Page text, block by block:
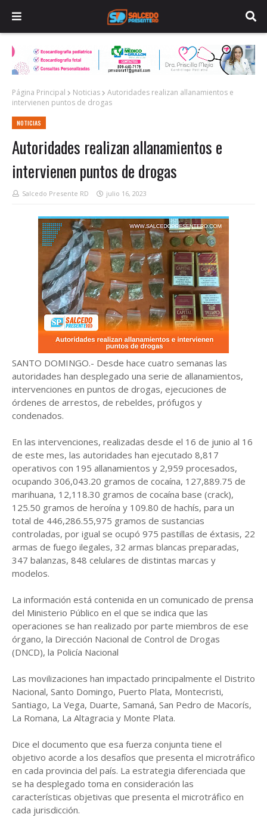
Página Principal Noticias
Autoridades realizan allanamientos e
intervienen puntos de drogas
NOTICIAS
Autoridades realizan allanamientos e
intervienen puntos de drogas
Salcedo Presente RD julio 16, 2023
SANTO DOMINGO.- Desde hace cuatro semanas las
autoridades han desplegado una serie de allanamientos,
intervenciones en puntos de drogas, ejecuciones de
órdenes de arrestos, de rebeldes, prófugos y
condenados.
En las intervenciones, realizadas desde el 16 de junio al 16
de este mes, las autoridades han ejecutado 8,817
operativos con 195 allanamientos y 2,959 procesados,
ocupando 306,043.20 gramos de cocaína, 127,889.75 de
marihuana, 12,118.30 gramos de cocaína base (crack),
125.50 gramos de heroína y 109.80 de hachís, para un
total de 446,286.55,975 gramos de sustancias
controladas, por igual se ocupó 975 pastillas de éxtasis, 22
armas de fuego ilegales, 32 armas blancas preparadas,
347 balanzas, 848 celulares de distintas marcas y
modelos.
La información está contenida en un comunicado de prensa
del Ministerio Público en el que se indica que las
operaciones se han realizado por parte miembros de ese
órgano, la Dirección Nacional de Control de Drogas
(DNCD), la Policía Nacional
Las movilizaciones han impactado principalmente el Distrito
Nacional, Santo Domingo, Puerto Plata, Montecristi,
Santiago, La Vega, Duarte, Samaná, San Pedro de Macorís,
La Romana, La Altagracia y Monte Plata.
Dice el documento que esa fuerza conjunta tiene el
objetivo acorde a los desafíos que presenta el microtráfico
en cada provincia del país. La estrategia diferenciada que
se ha desplegado toma en consideración las
características objetivas que presenta el microtráfico en
cada jurisdicción.